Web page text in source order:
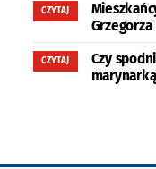
CZYTAJ
CZYTAJ
Czy